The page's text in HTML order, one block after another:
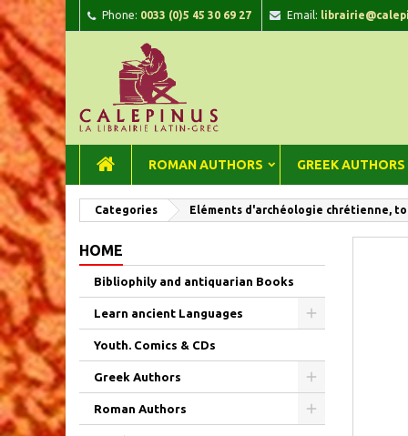
Phone: 0033 (0)5 45 30 69 27 Email:
ROMAN AUTHORS GREEK AUTHORS
Categories Eléments d'archéologie chrétienne,
HOME
Bibliophily and antiquarian Books
Learn ancient Languages
Youth. Comics & CDs
Greek Authors
Roman Authors